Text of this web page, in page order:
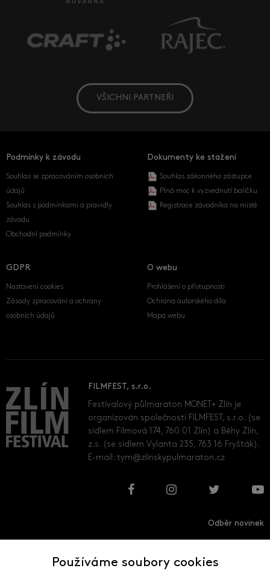
VŠICHNI PARTNEŘI
Podmínky k závodu
Souhlas se zpracováním osobních
údajů
Souhlas s podmínkami a pravidly
závodu
Obchodní podmínky
Dokumenty ke stažení
Souhlas zákonného zástupce
Plná moc k vyzvednutí balíčku
Registrace závodníka na místě
GDPR
Nastavení cookies
Zásady zpracování a ochrany
osobních údajů
O webu
Prohlášení o přístupnosti
Ochrana autorského díla
Mapa webu
FILMFEST, s.r.o.
Festivalový půlmaraton MONET+ Zlín je
organizován společností FILMFEST, s.r.o. (se
sídlem Filmová 174, 760 01 Zlín) a Běhy Zlín,
z.s. (se sídlem Vylanta 235, 763 16 Fryšták).
E-mail:tym@zlinskypulmaraton.cz
Odběr novinek
Používáme soubory cookies